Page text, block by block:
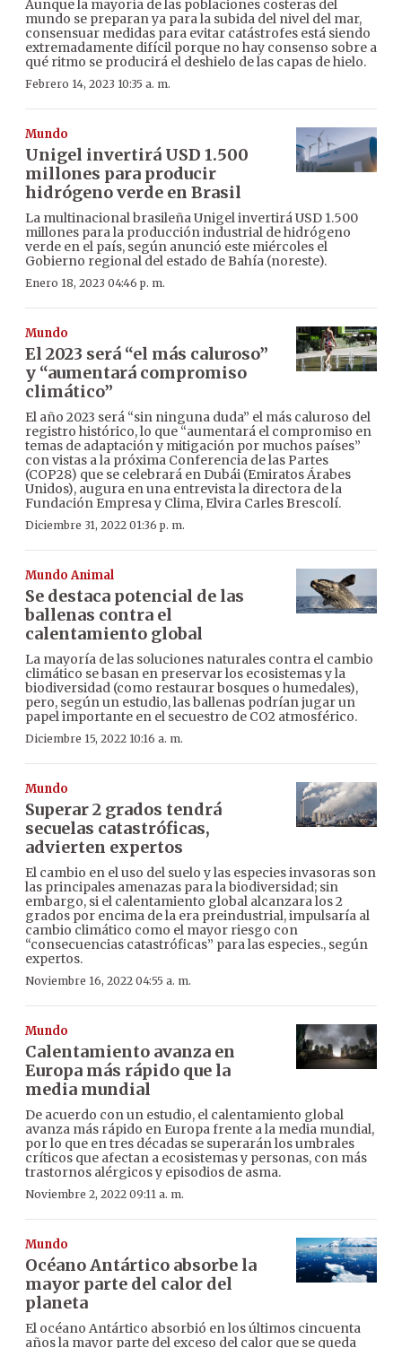
Aunque la mayoría de las poblaciones costeras del
mundo se preparan ya para la subida del nivel del mar,
consensuar medidas para evitar catástrofes está siendo
extremadamente difícil porque no hay consenso sobre a
qué ritmo se producirá el deshielo de las capas de hielo.
Febrero 14, 2023 10:35 a. m.
Mundo
Unigel invertirá USD 1.500
millones para producir
hidrógeno verde en Brasil
La multinacional brasileña Unigel invertirá USD 1.500
millones para la producción industrial de hidrógeno
verde en el país, según anunció este miércoles el
Gobierno regional del estado de Bahía (noreste).
Enero 18, 2023 04:46 p. m.
Mundo
El 2023 será “el más caluroso”
y “aumentará compromiso
climático”
El año 2023 será “sin ninguna duda” el más caluroso del
registro histórico, lo que “aumentará el compromiso en
temas de adaptación y mitigación por muchos países”
con vistas a la próxima Conferencia de las Partes
(COP28) que se celebrará en Dubái (Emiratos Árabes
Unidos), augura en una entrevista la directora de la
Fundación Empresa y Clima, Elvira Carles Brescolí.
Diciembre 31, 2022 01:36 p. m.
Mundo Animal
Se destaca potencial de las
ballenas contra el
calentamiento global
La mayoría de las soluciones naturales contra el cambio
climático se basan en preservar los ecosistemas y la
biodiversidad (como restaurar bosques o humedales),
pero, según un estudio, las ballenas podrían jugar un
papel importante en el secuestro de CO2 atmosférico.
Diciembre 15, 2022 10:16 a. m.
Mundo
Superar 2 grados tendrá
secuelas catastróficas,
advierten expertos
El cambio en el uso del suelo y las especies invasoras son
las principales amenazas para la biodiversidad; sin
embargo, si el calentamiento global alcanzara los 2
grados por encima de la era preindustrial, impulsaría al
cambio climático como el mayor riesgo con
“consecuencias catastróficas” para las especies., según
expertos.
Noviembre 16, 2022 04:55 a. m.
Mundo
Calentamiento avanza en
Europa más rápido que la
media mundial
De acuerdo con un estudio, el calentamiento global
avanza más rápido en Europa frente a la media mundial,
por lo que en tres décadas se superarán los umbrales
críticos que afectan a ecosistemas y personas, con más
trastornos alérgicos y episodios de asma.
Noviembre 2, 2022 09:11 a. m.
Mundo
Océano Antártico absorbe la
mayor parte del calor del
planeta
El océano Antártico absorbió en los últimos cincuenta
años la mayor parte del exceso del calor que se queda